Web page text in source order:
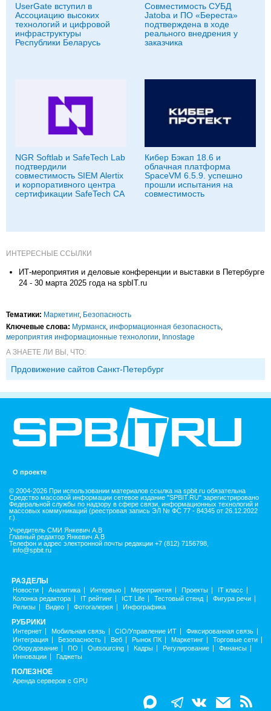
UserGate вступил в
Ассоциацию высоких
технологий и цифровой
инфраструктуры
Республики Беларусь
Совместимость СУБД
Jatoba и ПО «Береста»
подтверждена в ходе
реального внедрения у
заказчика
NGR Softlab и SafeTech Lab
подтвердили
совместимость SIEM Alertix
и корпоративного центра
сертификации SafeTech CA
Кибер Бэкап 18.6 и
облачная платформа
SpaceVM 6.5.9. успешно
прошли испытания на
совместимость
ИНТЕРЕСНЫЕ ССЫЛКИ
ИТ-мероприятия и деловые конференции и выставки в Петербурге
24 - 30 марта 2025 года на spbIT.ru
Тематики: Маркетинг, Безопасность
Ключевые слова: Мурманск информационная безопасность
мероприятия информационные технологии Innostage
А ЗНАЕТЕ ЛИ ВЫ, ЧТО:
Прдовижение сайтов Санкт-Петербург
О проекте
© 2004-2026 При использовании материалов ссылка на spbit.ru обязательна
Средство массовой информации сетевое издание "SPBIT.RU" зарегистрировано
Федеральной службы по надзору в сфере связи, информационных технологий и
массовых коммуникаций (реестровая запись ЭЛ № ФС 77 - 84345 от 26.12.2022
г.).
Учредитель СМИ Янкевич А.В
Главный редактор Янкевич А.В
Телефон и адрес электронной почты редакции +7 (812) 7156798,
info@spbit.ru
РАЗДЕЛЫ
Новости Аналитика Интервью Мероприятия Проекты
IT класс
Колонка редактора
IT рейтинг ICT Life Тестовый стенд
Фигура речи
Релизы
Видео Фотогалерея Инфографика
РУБРИКИ
Интернет Мобильная связь CIO/Управление ИТ
Фиксированная связь
Интеграция
Безопасность Веб Рынок ПК Маркетинг
Торговые сети
Оборудование
ПО Outsourcing Кадры Регулирование
Финансы
Инновации
Гаджеты
ПОЛЕЗНОЕ
Аренда серверов с GPU